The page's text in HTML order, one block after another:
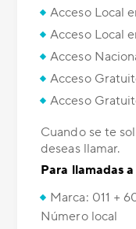
Acceso Local
Acceso Local
Acceso
Acceso
Acceso
Cuando se te
deseas llamar.
Para llamadas
Marca: 011 +
Número local